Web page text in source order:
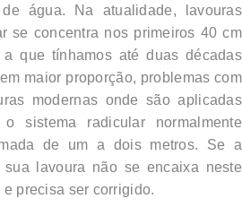
água. Na atualidade, lavouras
se concentra nos primeiros 40 cm
que tínhamos até duas décadas
maior proporção, problemas com
modernas onde são aplicadas
sistema radicular normalmente
de um a dois metros. Se a
lavoura não se encaixa neste
precisa ser corrigido.